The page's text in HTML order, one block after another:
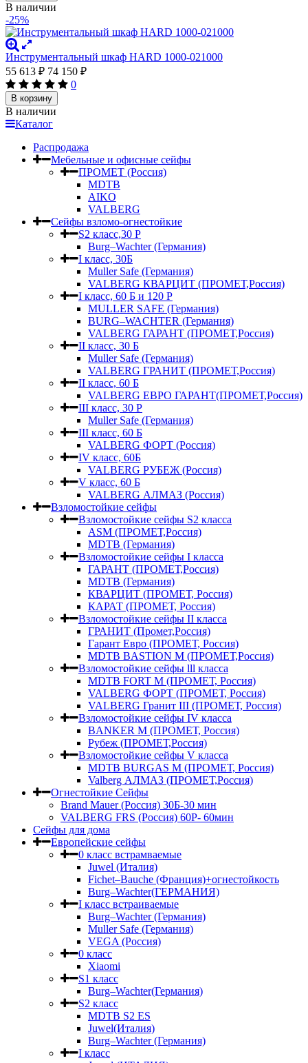
В наличии
-25%
Инструментальный шкаф HARD 1000-021000
55 613 ₽ 74 150 ₽
0
В корзину
В наличии
Каталог
Распродажа
Мебельные и офисные сейфы
ПРОМЕТ (Россия)
MDTB
AIKO
VALBERG
Сейфы взломо-огнестойкие
S2 класс,30 Р
Burg–Wachter (Германия)
I класс, 30Б
Muller Safe (Германия)
VALBERG КВАРЦИТ (ПРОМЕТ,Россия)
I класс, 60 Б и 120 Р
MULLER SAFE (Германия)
BURG–WACHTER (Германия)
VALBERG ГАРАНТ (ПРОМЕТ,Россия)
II класс, 30 Б
Muller Safe (Германия)
VALBERG ГРАНИТ (ПРОМЕТ,Россия)
II класс, 60 Б
VALBERG ЕВРО ГАРАНТ(ПРОМЕТ,Россия)
III класс, 30 Р
Muller Safe (Германия)
III класс, 60 Б
VALBERG ФОРТ (Россия)
IV класс, 60Б
VALBERG РУБЕЖ (Россия)
V класс, 60 Б
VALBERG АЛМАЗ (Россия)
Взломостойкие сейфы
Взломостойкие сейфы S2 класса
ASM (ПРОМЕТ,Россия)
MDTB (Германия)
Взломостойкие сейфы I класса
ГАРАНТ (ПРОМЕТ,Россия)
MDTB (Германия)
КВАРЦИТ (ПРОМЕТ, Россия)
КАРАТ (ПРОМЕТ, Россия)
Взломостойкие сейфы II класса
ГРАНИТ (Промет,Россия)
Гарант Евро (ПРОМЕТ, Россия)
MDTB BASTION M (ПРОМЕТ,Россия)
Взломостойкие сейфы lll класса
MDTB FORT M (ПРОМЕТ, Россия)
VALBERG ФОРТ (ПРОМЕТ, Россия)
VALBERG Гранит III (ПРОМЕТ, Россия)
Взломостойкие сейфы IV класса
BANKER M (ПРОМЕТ, Россия)
Рубеж (ПРОМЕТ,Россия)
Взломостойкие сейфы V класса
MDTB BURGAS M (ПРОМЕТ, Россия)
Valberg АЛМАЗ (ПРОМЕТ,Россия)
Огнестойкие Сейфы
Brand Mauer (Россия) 30Б-30 мин
VALBERG FRS (Россия) 60Р- 60мин
Сейфы для дома
Европейские сейфы
0 класс встрамваемые
Juwel (Италия)
Fichet–Bauche (Франция)+огнестойкость
Burg–Wachter(ГЕРМАНИЯ)
I класс встраиваемые
Burg–Wachter (Германия)
Muller Safe (Германия)
VEGA (Россия)
0 класс
Xiaomi
S1 класс
Burg–Wachter(Германия)
S2 класс
MDTB S2 ES
Juwel(Италия)
Burg–Wachter (Германия)
I класс